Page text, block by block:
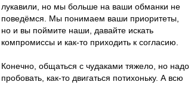
лукавили, но мы больше на ваши обманки не
поведёмся. Мы понимаем ваши приоритеты,
но и вы поймите наши, давайте искать
компромиссы и как-то приходить к согласию.
Конечно, общаться с чудаками тяжело, но надо
пробовать, как-то двигаться потихоньку. А всю